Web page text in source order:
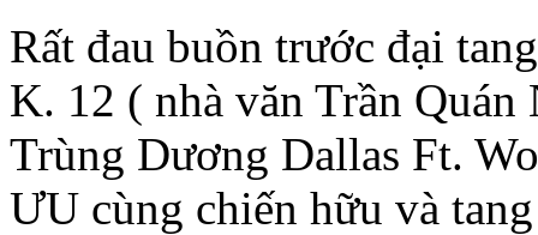
Rất đau buồn trước đại
K. 12 ( nhà văn Trần
Trùng Dương Dallas Ft.
ƯU cùng chiến hữu và